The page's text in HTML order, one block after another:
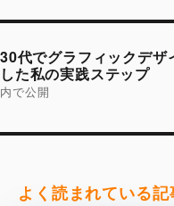
ズ
投
ナ
ビ
ゲ
ー
ョ
30代でグラフィックデ
した私の実践ステップ
内で公開
よく読まれている記